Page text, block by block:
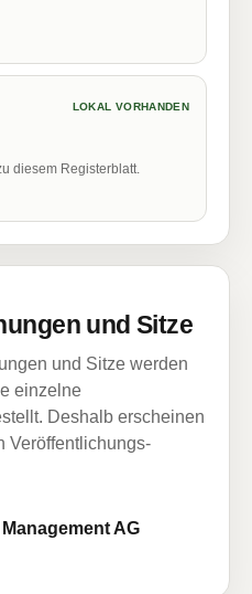
LOKAL VORHANDEN
diesem Registerblatt.
und Sitze
und Sitze werden
einzelne
Deshalb erscheinen
Veröffentlichungs-
AG